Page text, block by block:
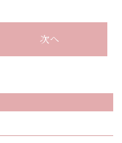
次へ